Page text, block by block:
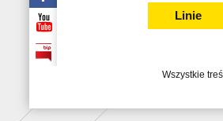
Linie
Wszystkie